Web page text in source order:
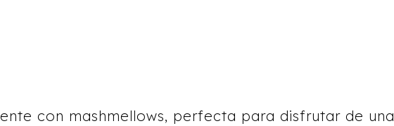
con mashmellows, perfecta para disfrutar de una